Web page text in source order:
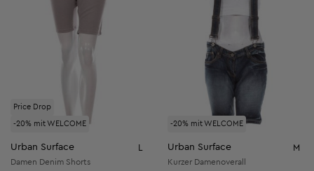
Price Drop
-20% mit WELCOME
Urban Surface L
Damen Denim Shorts
-20% mit WELCOME
Urban Surface M
Kurzer Damenoverall